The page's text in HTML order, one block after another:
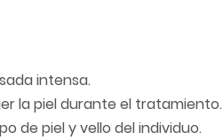
intensa.
la piel durante el tratamiento.
de piel y vello del individuo.